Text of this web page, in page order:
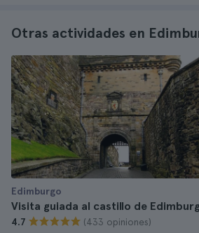
Otras actividades en
Edimburgo
Visita guiada al castillo de
4.7 (433 opiniones)